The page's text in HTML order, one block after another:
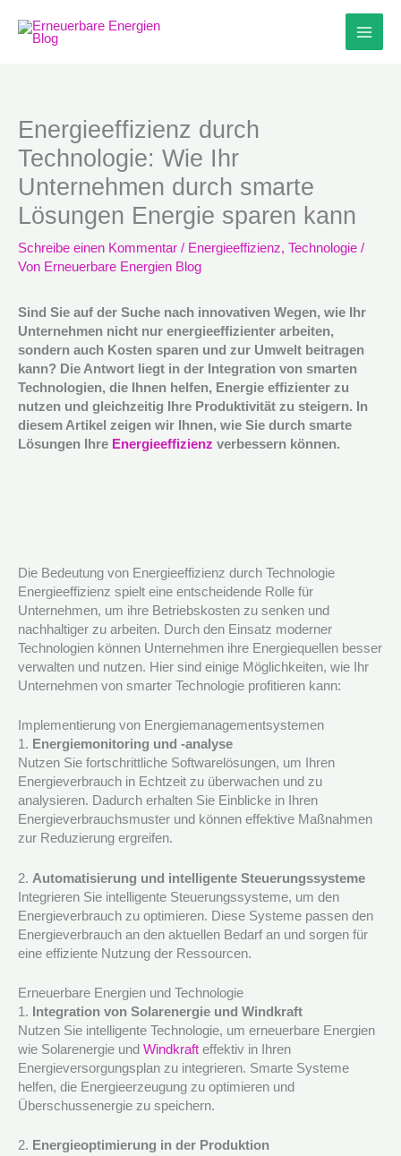
Inhalt
springen
Energieeffizienz durch
Technologie: Wie Ihr
Unternehmen durch smarte
Lösungen Energie sparen kann
Schreibe einen Kommentar / Energieeffizienz, Technologie /
Von Erneuerbare Energien Blog
Sind Sie auf der Suche nach innovativen Wegen, wie Ihr
Unternehmen nicht nur energieeffizienter arbeiten,
sondern auch Kosten sparen und zur Umwelt beitragen
kann? Die Antwort liegt in der Integration von smarten
Technologien, die Ihnen helfen, Energie effizienter zu
nutzen und gleichzeitig Ihre Produktivität zu steigern. In
diesem Artikel zeigen wir Ihnen, wie Sie durch smarte
Lösungen Ihre Energieeffizienz verbessern können.
Die Bedeutung von Energieeffizienz durch Technologie
Energieeffizienz spielt eine entscheidende Rolle für
Unternehmen, um ihre Betriebskosten zu senken und
nachhaltiger zu arbeiten. Durch den Einsatz moderner
Technologien können Unternehmen ihre Energiequellen besser
verwalten und nutzen. Hier sind einige Möglichkeiten, wie Ihr
Unternehmen von smarter Technologie profitieren kann:
Implementierung von Energiemanagementsystemen
1. Energiemonitoring und -analyse
Nutzen Sie fortschrittliche Softwarelösungen, um Ihren
Energieverbrauch in Echtzeit zu überwachen und zu
analysieren. Dadurch erhalten Sie Einblicke in Ihren
Energieverbrauchsmuster und können effektive Maßnahmen
zur Reduzierung ergreifen.
2. Automatisierung und intelligente Steuerungssysteme
Integrieren Sie intelligente Steuerungssysteme, um den
Energieverbrauch zu optimieren. Diese Systeme passen den
Energieverbrauch an den aktuellen Bedarf an und sorgen für
eine effiziente Nutzung der Ressourcen.
Erneuerbare Energien und Technologie
1.
Integration von Solarenergie und Windkraft
Nutzen Sie intelligente Technologie, um erneuerbare Energien
wie Solarenergie und Windkraft effektiv in Ihren
Energieversorgungsplan zu integrieren. Smarte Systeme
helfen, die Energieerzeugung zu optimieren und
Überschussenergie zu speichern.
2. Energieoptimierung in der Produktion